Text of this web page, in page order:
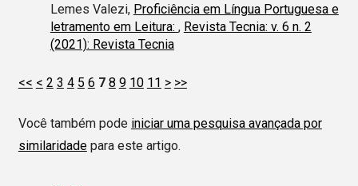
Lemes Valezi, Proficiência em Língua Portuguesa e
letramento em Leitura: , Revista Tecnia: v. 6 n. 2
(2021): Revista Tecnia
<< < 2 3 4 5 6 7 8 9 10 11 > >>
Você também pode iniciar uma pesquisa avançada por
similaridadepara este artigo.